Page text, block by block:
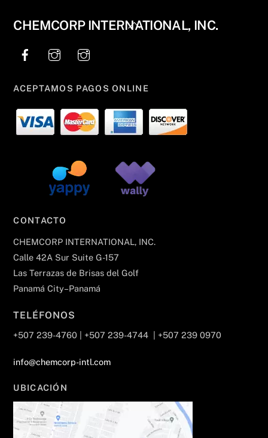
Back
CHEMCORP INTERNATIONAL, INC.
ACEPTAMOS PAGOS ONLINE
CONTACTO
CHEMCORP INTERNATIONAL, INC.
Calle 42A Sur Suite G-157
Las Terrazas de Brisas del Golf
Panamá City–Panamá
TELÉFONOS
+507 239-4760 | +507 239-4744 | +507 239 0970
info@chemcorp-intl.com
UBICACIÓN